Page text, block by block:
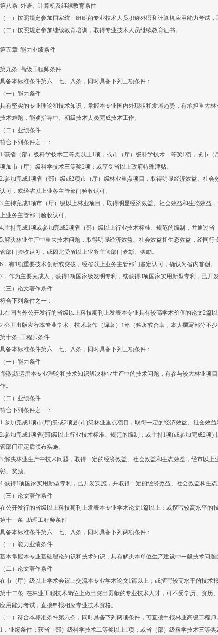
第八条 外语、计算机及继续教育条件
（一）按照规定参加国家统一组织的专业技术人员职称外语和计算机应用能力考试
（二）按照规定参加继续教育培训，取得专业技术人员继续教育证书。
第五章 能力业绩条件
第九条 高级工程师条件
具备本标准条件第六、七、八条，同时具备下列三项条件：
（一）能力条件
具有坚实的专业理论和技术知识，掌握本专业国内外现状和发展趋势，有承担重大
技术难题，能够指导中、初级技术人员完成技术工作。
（二）业绩条件
符合下列条件之一：
1.获省（部）级科学技术三等奖以上1项；或市（厅）级科学技术一等奖1项；或市
项加市（厅）级科学技术三等奖2项；或享受省以上政府特殊津贴。
2.参加完成1项省（部）级或2项市（厅）级林业重点项目，取得明显经济效益、社
认可，或经省以上业务主管部门验收认可。
3.主持完成1项市（厅）级以上林业项目，取得明显经济效益、社会效益和生态效益
上业务主管部门验收认可。
4.主持完成1项或参加完成2项省（部）级以上行业技术标准、规范的编制，并通过
5.解决林业生产中重大技术问题，取得明显经济效益、社会效益和生态效益，经同
管部门验收认可，或因此受省以上业务主管部门表彰、奖励。
6．有1项重要技术创新或突破，经省以上业务主管部门鉴定认可，确认为省内首创。
7．作为主要完成人，获得1项国家级发明专利，或获得3项国家实用新型专利，已开
（三）论文著作条件
符合下列条件之一：
1.在国内外公开发行的省级以上科技期刊上发表本专业具有较高学术价值的论文2篇
2.公开出版发行本专业学术、技术著作（译著）1部（独著或合著，本人撰写部分不
第十条 工程师条件
具备本标准条件第六、七、八条，同时具备下列三项条件：
（一）能力条件
能熟练运用本专业理论和技术知识解决林业生产中的技术问题，有参与较大林业项
作。
（二）业绩条件
符合下列条件之一：
1.参加完成1项市(厅)级或2项县(市)级林业重点项目，取得一定的经济效益、社会效
2.参加完成1项省(部)级以上行业技术标准、规范的编制；或主持1项(或参加完成2项
管部门审定后颁布实施。
3.解决林业生产中技术问题，取得一定的经济效益、社会效益和生态效益，经市以
彰、奖励。
4.获得1项国家实用新型专利，已开发实施，并取得一定的经济效益、社会效益和生
（三）论文著作条件
在公开发行的省级以上科技期刊上发表本专业学术论文1篇以上；或撰写较高水平的
第十一条 助理工程师条件
具备本标准条件第六、七、八条，同时具备下列两项条件：
（一）能力业绩条件
基本掌握本专业基础理论知识和技术知识，具有解决本单位生产建设中一般技术问
（二）论文著作条件
在市（厅）级以上学术会议上交流本专业学术论文1篇以上；或撰写较高水平的技术
第十二条 在林业工程技术岗位上做出突出贡献的专业技术人才，可不受学历、资历
应用能力考试，直接申报相应专业技术资格。
（一）符合本标准条件第六条，同时具备下列两项条件，可直接申报林业高级工程师
1．业绩条件：获省（部）级科学技术二等奖以上1项；或省（部）级科学技术三等